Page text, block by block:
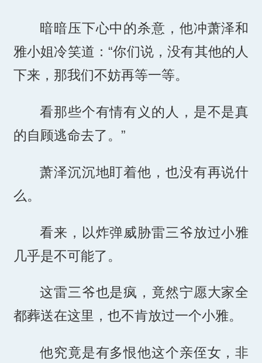
暗暗压下心中的杀意，他冲萧泽和
雅小姐冷笑道：“你们说，没有其他的人
下来，那我们不妨再等一等。
看那些个有情有义的人，是不是真
的自顾逃命去了。”
萧泽沉沉地盯着他，也没有再说什
么。
看来，以炸弹威胁雷三爷放过小雅
几乎是不可能了。
这雷三爷也是疯，竟然宁愿大家全
都葬送在这里，也不肯放过一个小雅。
他究竟是有多恨他这个亲侄女，非